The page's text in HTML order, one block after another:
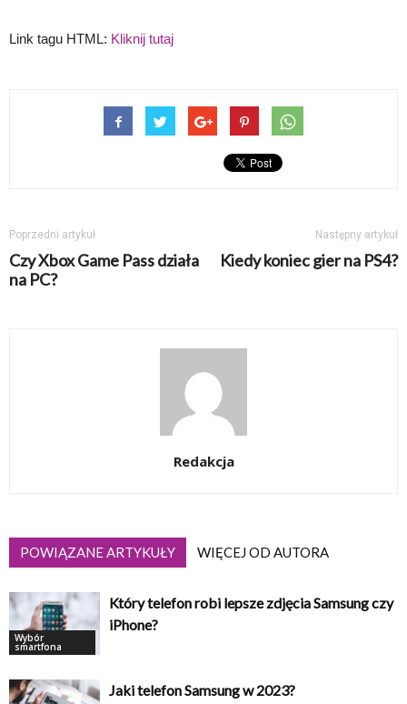
Link tagu HTML: Kliknij tutaj
Poprzedni artykuł
Czy Xbox Game Pass działa
na PC?
Następny artykuł
Kiedy koniec gier na PS4?
Redakcja
POWIĄZANE ARTYKUŁY WIĘCEJ OD AUTORA
Wybór
smartfona
Który telefon robi lepsze zdjęcia Samsung czy
iPhone?
Jaki telefon Samsung w 2023?